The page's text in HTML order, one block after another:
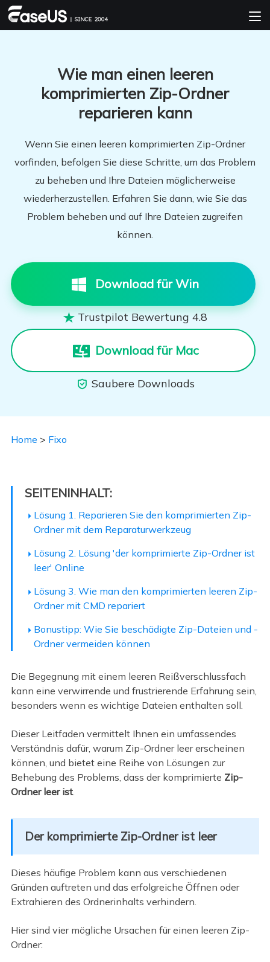
Wie man einen leeren
komprimierten Zip-Ordner
reparieren kann
Wenn Sie einen leeren komprimierten Zip-Ordner
vorfinden, befolgen Sie diese Schritte, um das Problem
zu beheben und Ihre Dateien möglicherweise
wiederherzustellen. Erfahren Sie dann, wie Sie das
Problem beheben und auf Ihre Dateien zugreifen
können.
Download für Win
 Trustpilot Bewertung 4.8
Download für Mac
 Saubere Downloads
Home > Fixo
SEITENINHALT:
Lösung 1. Reparieren Sie den komprimierten Zip-
Ordner mit dem Reparaturwerkzeug
Lösung 2. Lösung 'der komprimierte Zip-Ordner ist
leer' Online
Lösung 3. Wie man den komprimierten leeren Zip-
Ordner mit CMD repariert
Bonustipp: Wie Sie beschädigte Zip-Dateien und -
Ordner vermeiden können
Die Begegnung mit einem leeren Reißverschlussfach
kann eine verwirrende und frustrierende Erfahrung sein,
besonders wenn es wichtige Dateien enthalten soll.
Dieser Leitfaden vermittelt Ihnen ein umfassendes
Verständnis dafür, warum Zip-Ordner leer erscheinen
können, und bietet eine Reihe von Lösungen zur
Behebung des Problems, dass der komprimierte Zip-
Ordner leer ist.
Der komprimierte Zip-Ordner ist leer
Dieses häufige Problem kann aus verschiedenen
Gründen auftreten und das erfolgreiche Öffnen oder
Extrahieren des Ordnerinhalts verhindern.
Hier sind vier mögliche Ursachen für einen leeren Zip-
Ordner: